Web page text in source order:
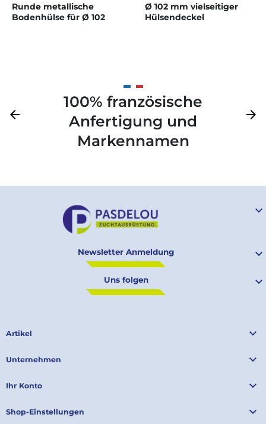
Runde metallische
Bodenhülse für Ø 102
Ø 102 mm vielseitiger
Hülsendeckel
Zurück
arrow_back
100% französische
Anfertigung und
Markennamen
Weiter
arrow_forward

Newsletter Anmeldung 
Uns folgen 
Artikel 
Unternehmen 
Ihr Konto 
Shop-Einstellungen 